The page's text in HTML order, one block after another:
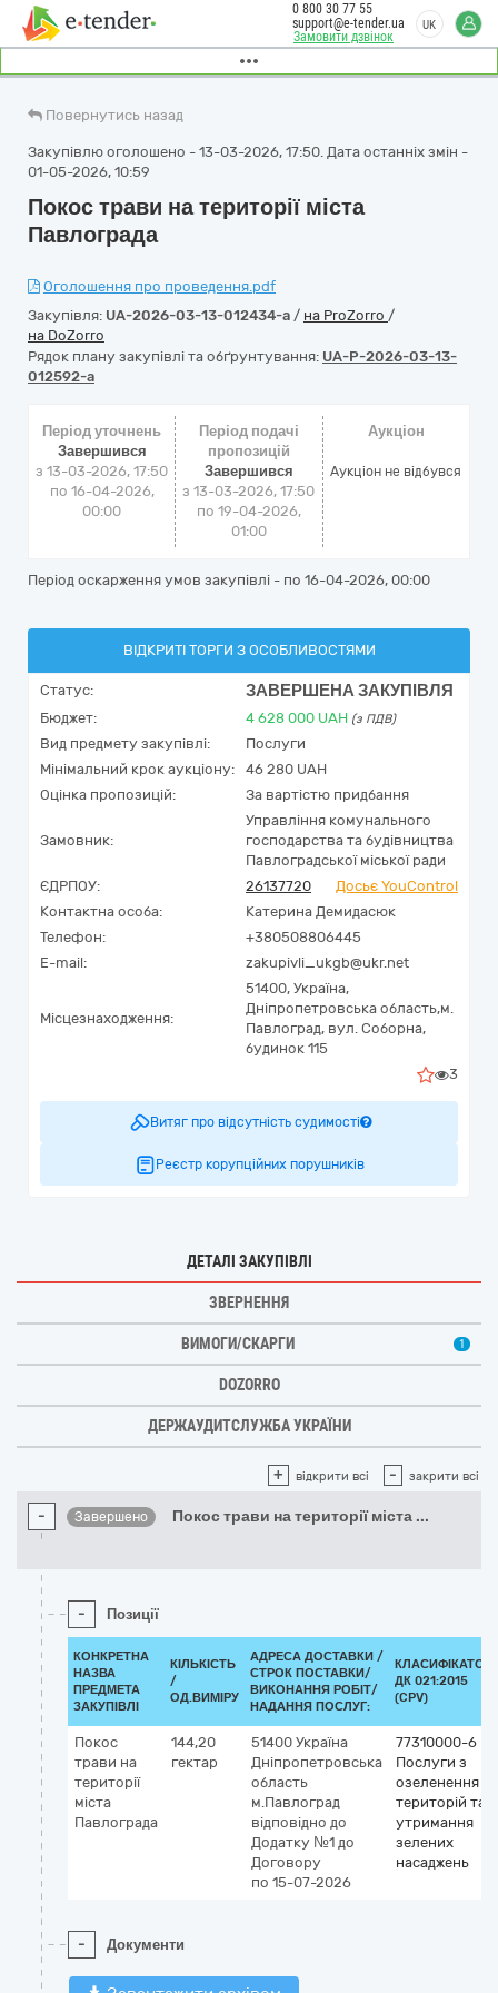
Замовити дзвінок
0 800 30 77 55
support@e-tender.ua
UK
Повернутись назад
Закупівлю оголошено - 13-03-2026, 17:50. Дата останніх змін -
01-05-2026, 10:59
Покос трави на території міста
Павлограда
Оголошення про проведення.pdf
Закупівля: UA-2026-03-13-012434-a / на ProZorro /
на DoZorro
Рядок плану закупівлі та обґрунтування: UA-P-2026-03-13-
012592-a
Період уточнень
Завершився
з 13-03-2026, 17:50
по 16-04-2026,
00:00
Період подачі
пропозицій
Завершився
з 13-03-2026, 17:50
по 19-04-2026,
01:00
Аукціон
Аукціон не відбувся
Період оскарження умов закупівлі - по 16-04-2026, 00:00
ВІДКРИТІ ТОРГИ З ОСОБЛИВОСТЯМИ
Статус: ЗАВЕРШЕНА ЗАКУПІВЛЯ
Бюджет: 4 628 000 UAH (з ПДВ)
Вид предмету закупівлі:
Послуги
Мінімальний крок аукціону:
46 280 UAH
Оцінка пропозицій:
За вартістю придбання
Замовник:
Управління комунального
господарства та будівництва
Павлоградської міської ради
ЄДРПОУ:
26137720
Досьє YouControl
Контактна особа:
Катерина Демидасюк
Телефон:
+380508806445
E-mail:
zakupivli_ukgb@ukr.net
Місцезнаходження:
51400, Україна,
Дніпропетровська область,м.
Павлоград, вул. Соборна,
будинок 115
3
Витяг про відсутність судимості
Реєстр корупційних порушників
ДЕТАЛІ ЗАКУПІВЛІ
ЗВЕРНЕННЯ
ВИМОГИ/СКАРГИ 1
DOZORRO
ДЕРЖАУДИТСЛУЖБА УКРАЇНИ
+ відкрити всі - закрити всі
- Завершено Покос трави на території міста ...
- Позиції
КОНКРЕТНА
НАЗВА
ПРЕДМЕТА
ЗАКУПІВЛІ
КІЛЬКІСТЬ
/
ОД.ВИМІРУ
АДРЕСА ДОСТАВКИ /
СТРОК ПОСТАВКИ/
ВИКОНАННЯ РОБІТ/
НАДАННЯ ПОСЛУГ:
КЛАСИФІКАТОР
ДК 021:2015
(CPV)
Покос
трави на
території
міста
Павлограда
144,20
гектар
51400 Україна
Дніпропетровська
область
м.Павлоград
відповідно до
Додатку №1 до
Договору
по 15-07-2026
77310000-6
Послуги з
озеленення
територій та
утримання
зелених
насаджень
- Документи